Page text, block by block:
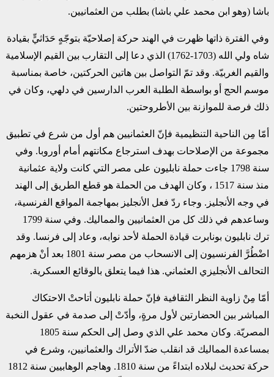
باشا (وهو ابن محمد علي باشا) بطلب من العثمانيين.
وفي الفترة ذاتها ظهرت في الهند حركة إصلاحيّة بتوجّهٍ حَدَاثيٍّ بقيادة
شاه ولي الله (1703-1762) الذي دعا إلى التقارب بين القيم الإسلامية
والقيم الغربيّة. وقد تمّ التواصل بين هاتين الحركتين، خاصة بمناسبة
موسم الحج أو بواسطة الطلبة العرب الدارسين في دلهي، وكان في
ذلك فرصة للموازنة بين الأطروحتين.
أمّا مِن الناحية التنظيمية فإنّ العثمانيين هم أول من شرع في تطبيق
مجموعة من الإصلاحات بهدف استرجاع مكانتهم أمام أوروبا. وفي
سنة 1798 جاءت حملة نابليون على مصر التي كانت ولاية عثمانية
منذ سنة 1517 ، وكان الهدف من الحملة هو قطع الطريق إلى الهند
في وجه الأنجليز. وجاء ردّ فعل الأنجليز بمهاجمة المواقع الفرنسية،
وساعدهم في ذلك كل من العثمانيين والمماليك. وفي سنة 1799
ترك نابليون بونابرت قيادة الحملة لأحد نوابه، وعاد إلى فرنسا. وقد
اضْطُرَّ الفرنسيون إلى الانسحاب من مصر سنة 1801 بعد أنْ هزمهم
التحالف الأنجليزي العثماني. هذا فيما يتعلق بالوقائع العسكرية.
أمّا مِنْ زاوية النظر الثقافية فإنّ حملة نابليون أتاحتْ الاحتكاك
المباشر بين الحضارتين لأول مرةٍ، وأدّتْ إلى صدمة في عقول النخبة
المصريّة. وكان محمد علي الذي وصل إلى الحكم سنة 1805
بمساعدة المماليك قد انقلب ضدّ الأتراك والعثمانيين، وشرع في
حركة تحديث لبلاده ابتداءً من سنة 1810. وهاجم الوهابيين سنة 1812